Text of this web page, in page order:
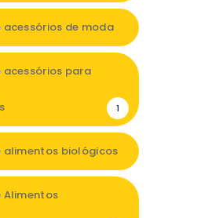
acessórios de moda
acessórios para
1
alimentos biológicos
Alimentos